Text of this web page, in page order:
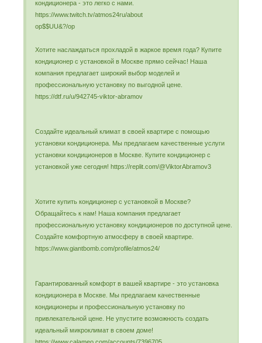
кондиционера - это легко с нами.
https://www.twitch.tv/atmos24ru/about
op$$UU&?/op
Хотите наслаждаться прохладой в жаркое время года? Купите
кондиционер с установкой в Москве прямо сейчас! Наша
компания предлагает широкий выбор моделей и
профессиональную установку по выгодной цене.
https://dtf.ru/u/942745-viktor-abramov
Создайте идеальный климат в своей квартире с помощью
установки кондиционера. Мы предлагаем качественные услуги
установки кондиционеров в Москве. Купите кондиционер с
установкой уже сегодня! https://replit.com/@ViktorAbramov3
Хотите купить кондиционер с установкой в Москве?
Обращайтесь к нам! Наша компания предлагает
профессиональную установку кондиционеров по доступной цене.
Создайте комфортную атмосферу в своей квартире.
https://www.giantbomb.com/profile/atmos24/
Гарантированный комфорт в вашей квартире - это установка
кондиционера в Москве. Мы предлагаем качественные
кондиционеры и профессиональную установку по
привлекательной цене. Не упустите возможность создать
идеальный микроклимат в своем доме!